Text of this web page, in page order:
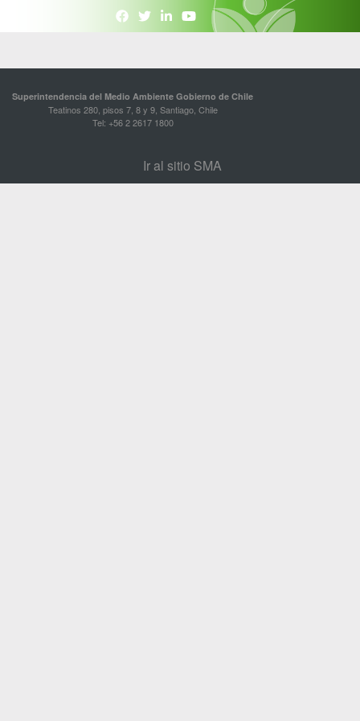
Superintendencia del Medio Ambiente Gobierno de Chile
Teatinos 280, pisos 7, 8 y 9, Santiago, Chile
Tel: +56 2 2617 1800
Ir al sitio SMA